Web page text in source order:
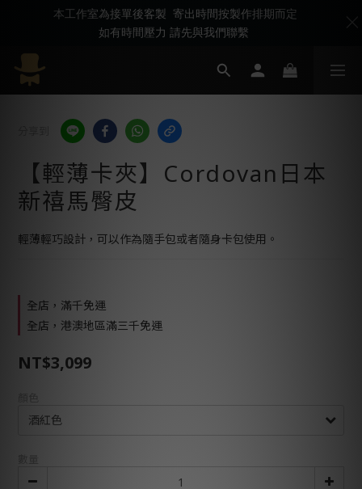
【輕薄卡夾】Cordovan日本
新禧馬臀皮
輕薄輕巧設計，可以作為隨手包或者隨身卡包使用。
全店，滿千免運
全店，港澳地區滿三千免運
NT$3,099
本工作室為接單後客製 寄出時間按製作排期而定
如有時間壓力 請先與我們聯繫